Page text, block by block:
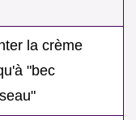
la crème
"bec